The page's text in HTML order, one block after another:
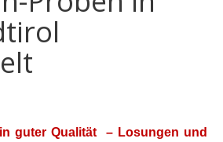
guter Qualität – Losungen und